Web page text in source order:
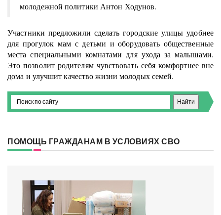
молодежной политики Антон Ходунов.
Участники предложили сделать городские улицы удобнее
для прогулок мам с детьми и оборудовать общественные
места специальными комнатами для ухода за малышами.
Это позволит родителям чувствовать себя комфортнее вне
дома и улучшит качество жизни молодых семей.
ПОМОЩЬ ГРАЖДАНАМ В УСЛОВИЯХ СВО